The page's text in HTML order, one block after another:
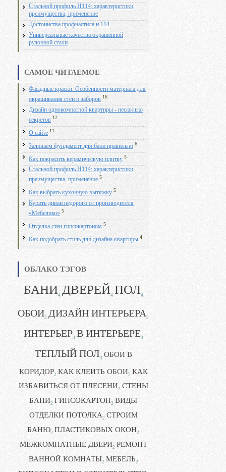
Стальной профиль Н114: характеристики,
преимущества, применение
Достоинства профнастила н 114
Универсальные качества окрашенной
рулонной стали
САМОЕ ЧИТАЕМОЕ
Фасадные краски: Особенности материала для
окрашивания стен и заборов 16
Дизайн однокомнатной квартиры - несколько
секретов 12
О сайте 11
Заливаем фундамент для бани правильно 6
Как покрасить керамическую плитку 5
Стальной профиль Н114: характеристики,
преимущества, применение 5
Как выбрать кухонную вытяжку 5
Купить диван недорого от производителя
«Мебелико» 5
Отделка стен гипсокартоном 5
Как подобрать стиль для дизайна квартиры 4
ОБЛАКО ТЭГОВ
БАНИ4 ДВЕРЕЙ4 ПОЛ4
ОБОИ3 ДИЗАЙН ИНТЕРЬЕРА3
ИНТЕРЬЕР3 В ИНТЕРЬЕРЕ3
ТЕПЛЫЙ ПОЛ3 ОБОИ В
КОРИДОР2 КАК КЛЕИТЬ ОБОИ2 КАК
ИЗБАВИТЬСЯ ОТ ПЛЕСЕНИ2 СТЕНЫ
БАНИ2 ГИПСОКАРТОН2 ВИДЫ
ОТДЕЛКИ ПОТОЛКА2 СТРОИМ
БАНЮ2 ПЛАСТИКОВЫХ ОКОН2
МЕЖКОМНАТНЫЕ ДВЕРИ2 РЕМОНТ
ВАННОЙ КОМНАТЫ2 МЕБЕЛЬ2